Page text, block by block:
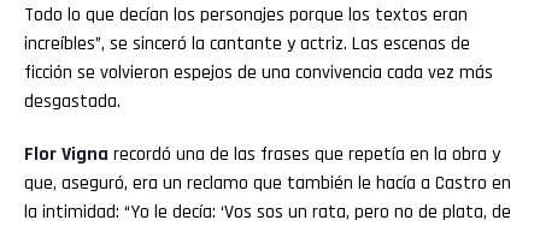
Todo lo que decían los personajes porque los textos eran
increíbles”, se sinceró la cantante y actriz. Las escenas de
ficción se volvieron espejos de una convivencia cada vez más
desgastada.
FlorVigna recordó una de las frases que repetía en la obra y
que, aseguró, era un reclamo que también le hacía a Castro en
la intimidad: “Yo le decía: ‘Vos sos un rata, pero no de plata, de